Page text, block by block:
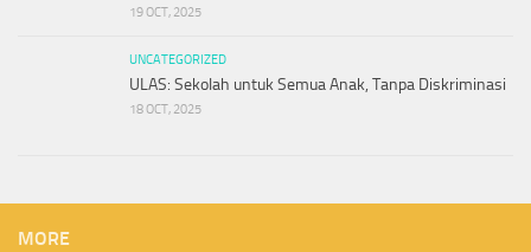
19 OCT, 2025
UNCATEGORIZED
ULAS: Sekolah untuk Semua Anak, Tanpa Diskriminasi
18 OCT, 2025
MORE